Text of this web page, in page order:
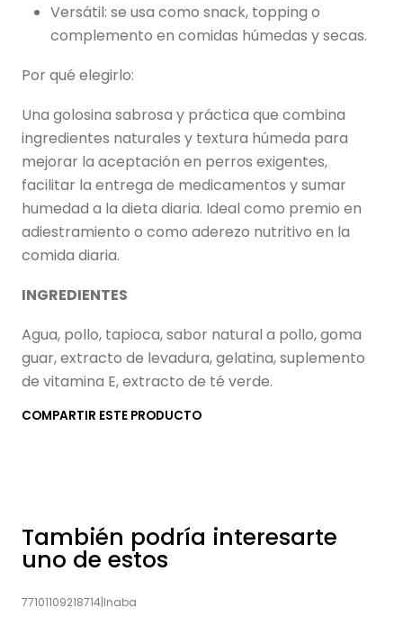
Versátil: se usa como snack, topping o
complemento en comidas húmedas y secas.
Por qué elegirlo:
Una golosina sabrosa y práctica que combina
ingredientes naturales y textura húmeda para
mejorar la aceptación en perros exigentes,
facilitar la entrega de medicamentos y sumar
humedad a la dieta diaria. Ideal como premio en
adiestramiento o como aderezo nutritivo en la
comida diaria.
INGREDIENTES
Agua, pollo, tapioca, sabor natural a pollo, goma
guar, extracto de levadura, gelatina, suplemento
de vitamina E, extracto de té verde.
COMPARTIR ESTE PRODUCTO
También podría interesarte
uno de estos
77101109218714|Inaba